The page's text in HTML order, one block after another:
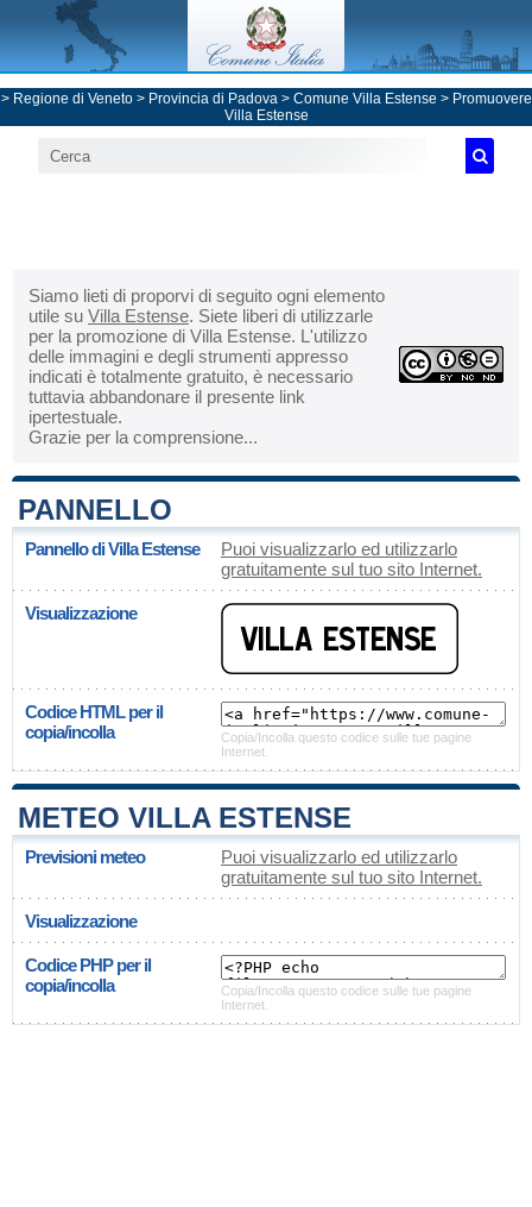
> Regione di Veneto> Provincia di Padova> Comune Villa Estense > Promuovere
Villa Estense
Siamo lieti di proporvi di seguito ogni elemento
utile su Villa Estense. Siete liberi di utilizzarle
per la promozione di Villa Estense. L'utilizzo
delle immagini e degli strumenti appresso
indicati è totalmente gratuito, è necessario
tuttavia abbandonare il presente link
ipertestuale.
Grazie per la comprensione...
PANNELLO
Pannello di Villa Estense
Puoi visualizzarlo ed utilizzarlo
gratuitamente sul tuo sito Internet.
Visualizzazione
Codice HTML per il
copia/incolla
Copia/Incolla questo codice sulle tue pagine
Internet.
METEO VILLA ESTENSE
Previsioni meteo
Puoi visualizzarlo ed utilizzarlo
gratuitamente sul tuo sito Internet.
Visualizzazione
Codice PHP per il
copia/incolla
Copia/Incolla questo codice sulle tue pagine
Internet.